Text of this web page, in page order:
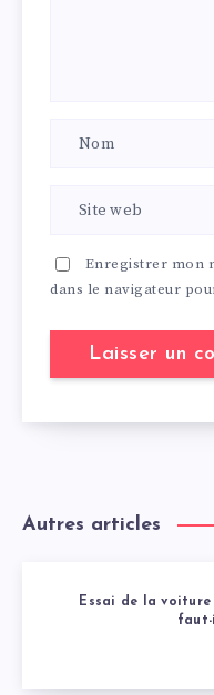
Enregistrer mon
dans le navigateur
Autres articles
Essai de la voiture